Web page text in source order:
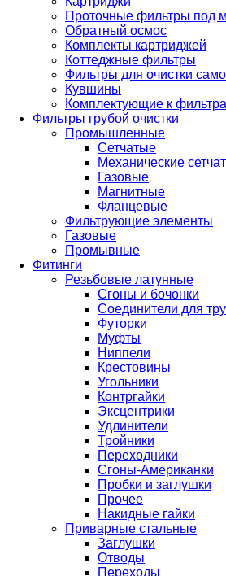
Проточные фильтры под
Обратный осмос
Комплекты картриджей
Коттеджные фильтры
Фильтры для очистки
Кувшины
Комплектующие к
Фильтры грубой очистки
Промышленные
Сетчатые
Механические
Газовые
Магнитные
Фланцевые
Фильтрующие элементы
Газовые
Промывные
Фитинги
Резьбовые латунные
Сгоны и бочонки
Соединители для
Футорки
Муфты
Ниппели
Крестовины
Угольники
Контргайки
Эксцентрики
Удлинители
Тройники
Переходники
Сгоны-Американки
Пробки и заглушки
Прочее
Накидные гайки
Приварные стальные
Заглушки
Отводы
Переходы